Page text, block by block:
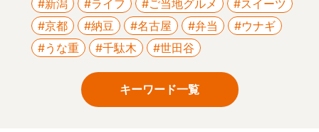
#新潟 #ライフ #ご当地グルメ
#スイーツ
#京都
#納豆 #名古屋 #弁当
#ウナギ
#うな重
#千駄木 #世田谷
キーワード一覧